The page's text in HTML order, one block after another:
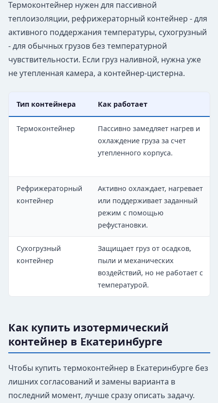
Термоконтейнер нужен для пассивной
теплоизоляции, рефрижераторный контейнер - для
активного поддержания температуры, сухогрузный
- для обычных грузов без температурной
чувствительности. Если груз наливной, нужна уже
не утепленная камера, а контейнер-цистерна.
Тип контейнера Как работает
Термоконтейнер
Пассивно замедляет нагрев и
охлаждение груза за счет
утепленного корпуса.
Рефрижераторный
контейнер
Активно охлаждает, нагревает
или поддерживает заданный
режим с помощью
рефустановки.
Сухогрузный
контейнер
Защищает груз от осадков,
пыли и механических
воздействий, но не работает с
температурой.
Как купить изотермический
контейнер в Екатеринбурге
Чтобы купить термоконтейнер в Екатеринбурге без
лишних согласований и замены варианта в
последний момент, лучше сразу описать задачу.